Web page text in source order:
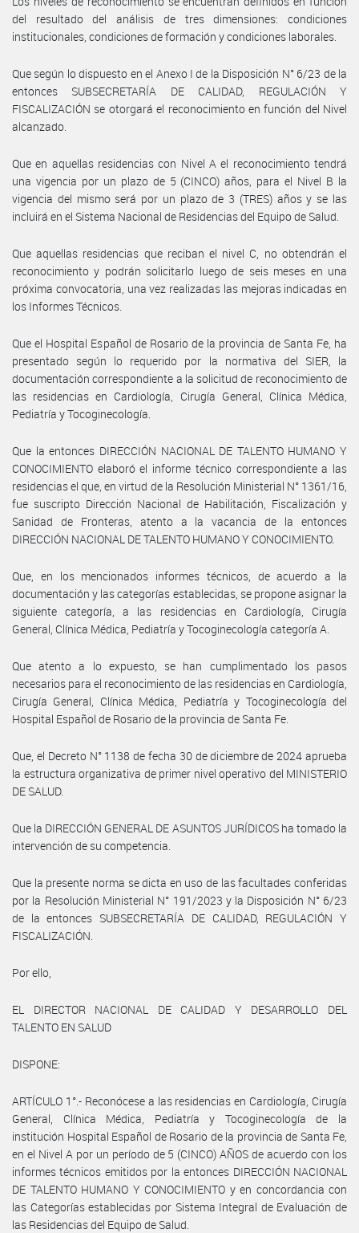
del resultado del análisis de tres dimensiones: condiciones
institucionales, condiciones de formación y condiciones laborales.
Que según lo dispuesto en el Anexo I de la Disposición N° 6/23 de la
entonces SUBSECRETARÍA DE CALIDAD, REGULACIÓN Y
FISCALIZACIÓN se otorgará el reconocimiento en función del Nivel
alcanzado.
Que en aquellas residencias con Nivel A el reconocimiento tendrá
una vigencia por un plazo de 5 (CINCO) años, para el Nivel B la
vigencia del mismo será por un plazo de 3 (TRES) años y se las
incluirá en el Sistema Nacional de Residencias del Equipo de Salud.
Que aquellas residencias que reciban el nivel C, no obtendrán el
reconocimiento y podrán solicitarlo luego de seis meses en una
próxima convocatoria, una vez realizadas las mejoras indicadas en
los Informes Técnicos.
Que el Hospital Español de Rosario de la provincia de Santa Fe, ha
presentado según lo requerido por la normativa del SIER, la
documentación correspondiente a la solicitud de reconocimiento de
las residencias en Cardiología, Cirugía General, Clínica Médica,
Pediatría y Tocoginecología.
Que la entonces DIRECCIÓN NACIONAL DE TALENTO HUMANO Y
CONOCIMIENTO elaboró el informe técnico correspondiente a las
residencias el que, en virtud de la Resolución Ministerial N° 1361/16,
fue suscripto Dirección Nacional de Habilitación, Fiscalización y
Sanidad de Fronteras, atento a la vacancia de la entonces
DIRECCIÓN NACIONAL DE TALENTO HUMANO Y CONOCIMIENTO.
Que, en los mencionados informes técnicos, de acuerdo a la
documentación y las categorías establecidas, se propone asignar la
siguiente categoría, a las residencias en Cardiología, Cirugía
General, Clínica Médica, Pediatría y Tocoginecología categoría A.
Que atento a lo expuesto, se han cumplimentado los pasos
necesarios para el reconocimiento de las residencias en Cardiología,
Cirugía General, Clínica Médica, Pediatría y Tocoginecología del
Hospital Español de Rosario de la provincia de Santa Fe.
Que, el Decreto N° 1138 de fecha 30 de diciembre de 2024 aprueba
la estructura organizativa de primer nivel operativo del MINISTERIO
DE SALUD.
Que la DIRECCIÓN GENERAL DE ASUNTOS JURÍDICOS ha tomado la
intervención de su competencia.
Que la presente norma se dicta en uso de las facultades conferidas
por la Resolución Ministerial N° 191/2023 y la Disposición N° 6/23
de la entonces SUBSECRETARÍA DE CALIDAD, REGULACIÓN Y
FISCALIZACIÓN.
Por ello,
EL DIRECTOR NACIONAL DE CALIDAD Y DESARROLLO DEL
TALENTO EN SALUD
DISPONE:
ARTÍCULO 1°.- Reconócese a las residencias en Cardiología, Cirugía
General, Clínica Médica, Pediatría y Tocoginecología de la
institución Hospital Español de Rosario de la provincia de Santa Fe,
en el Nivel A por un período de 5 (CINCO) AÑOS de acuerdo con los
informes técnicos emitidos por la entonces DIRECCIÓN NACIONAL
DE TALENTO HUMANO Y CONOCIMIENTO y en concordancia con
las Categorías establecidas por Sistema Integral de Evaluación de
las Residencias del Equipo de Salud.